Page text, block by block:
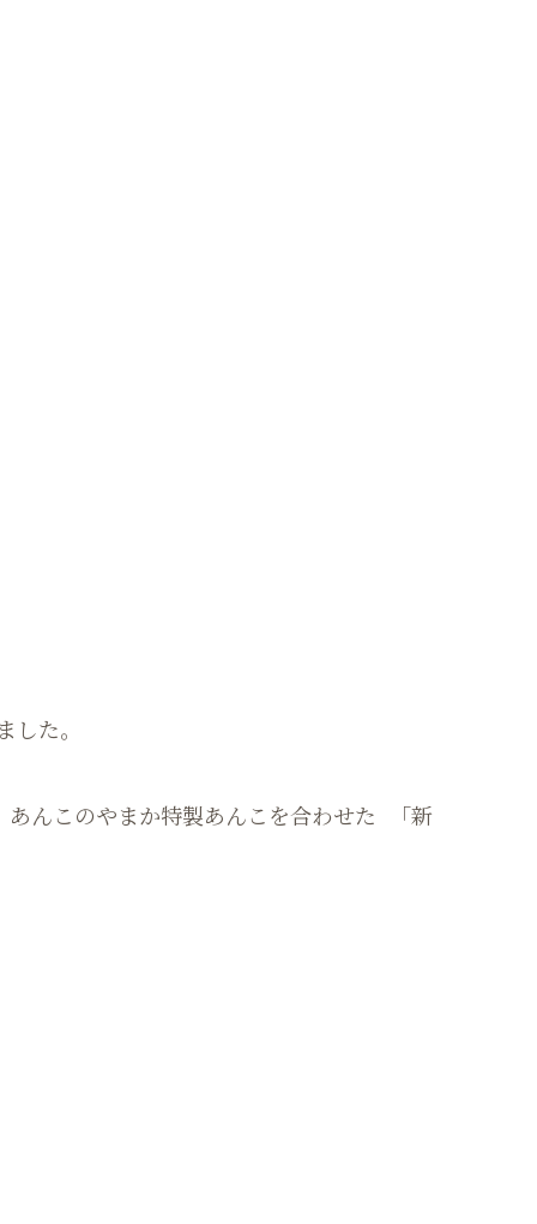
た。
んこのやまか特製あんこを合わせた 「新